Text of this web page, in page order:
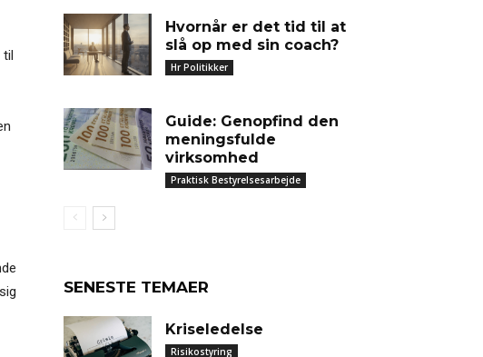
Hvornår er det tid til at
slå op med sin coach?
Hr Politikker
Guide: Genopfind den
meningsfulde
virksomhed
Praktisk Bestyrelsesarbejde
SENESTE TEMAER
Kriseledelse
Risikostyring